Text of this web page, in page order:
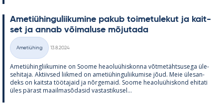
Ame­tiü­hin­gu­lii­ku­mine pa­kub toi­me­tu­le­kut ja kait­
set ja an­nab või­ma­luse mõ­ju­tada
Kategooriad
Ametiühing
13.8.2024
Ame­tiü­hinglii­ku­mine on Soome heao­luü­his­konna võt­me­täht­susega üle­
se­hi­taja. Ak­tiiv­sed liik­med on ame­tiü­hin­gu­lii­ku­mise jõud. Meie üle­san­
deks on kaitsta töö­ta­jaid ja nõr­ge­maid. Soome heao­luü­his­kond ehi­tati
üles pä­rast maa­il­masõ­da­sid vas­tas­ti­kusel...